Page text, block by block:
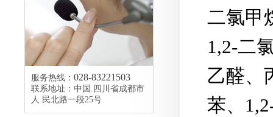
服务热线： 028-83221503
联系地址：中国.四川省成都市
人 民北路一段25号
二氯甲
1,2-二
乙醛、
苯、